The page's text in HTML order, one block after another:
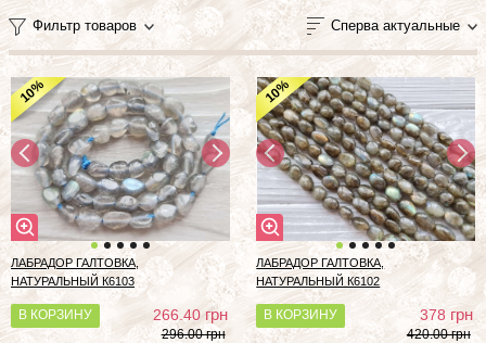
Фильтр товаров Сперва актуальные
10%
ЛАБРАДОР ГАЛТОВКА,
НАТУРАЛЬНЫЙ К6103
В КОРЗИНУ 266.40грн
296.00 грн
10%
ЛАБРАДОР ГАЛТОВКА,
НАТУРАЛЬНЫЙ К6102
В КОРЗИНУ 378 грн
420.00 грн